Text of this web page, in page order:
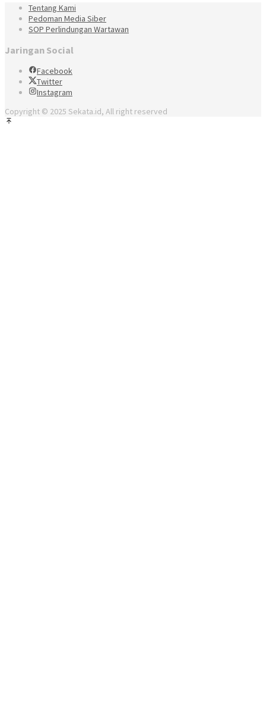
Tentang Kami
Pedoman Media Siber
SOP Perlindungan Wartawan
Jaringan Social
Facebook
Twitter
Instagram
Copyright © 2025 Sekata.id, All right reserved